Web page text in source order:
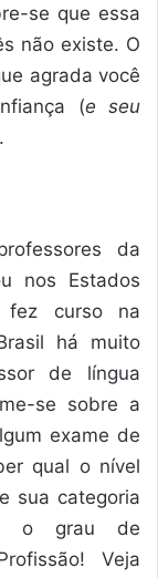
se que essa
não existe. O
agrada você
(e seu
da
nos Estados
curso na
há muito
de língua
se sobre a
exame de
qual o nível
sua categoria
o grau de
Veja